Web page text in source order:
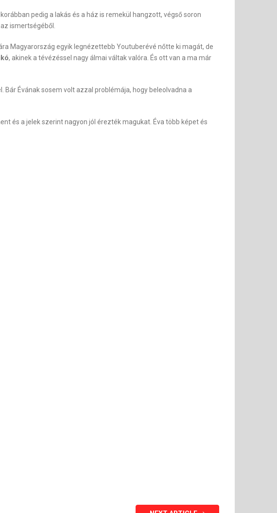
pedig a lakás és a ház is remekül hangzott, végső soron
ismertségéből.
Magyarország egyik legnézettebb Youtuberévé nőtte ki magát, de
, akinek a tévézéssel nagy álmai váltak valóra. És ott van a ma már
Évának sosem volt azzal problémája, hogy beleolvadna a
és a jelek szerint nagyon jól érezték magukat. Éva több képet és